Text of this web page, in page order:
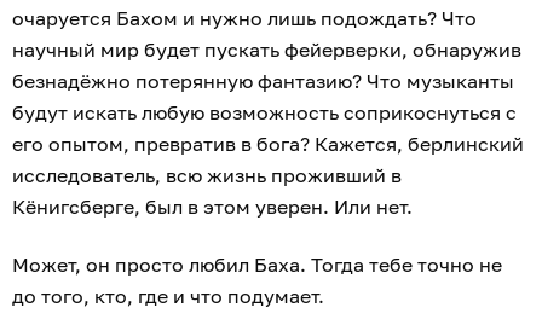
очаруется Бахом и нужно лишь подождать? Что
научный мир будет пускать фейерверки, обнаружив
безнадёжно потерянную фантазию? Что музыканты
будут искать любую возможность соприкоснуться с
его опытом, превратив в бога? Кажется, берлинский
исследователь, всю жизнь проживший в
Кёнигсберге, был в этом уверен. Или нет.
Может, он просто любил Баха. Тогда тебе точно не
до того, кто, где и что подумает.